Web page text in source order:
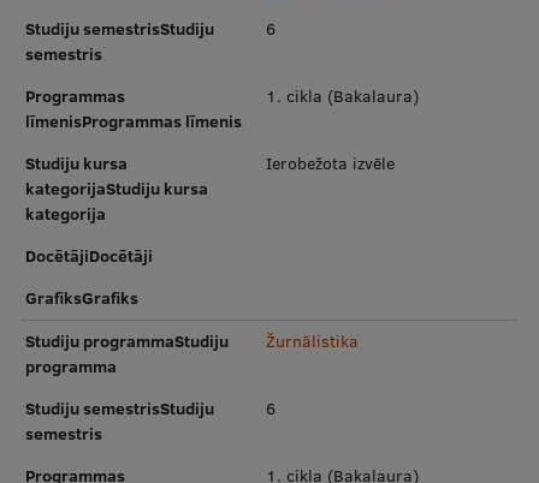
Studiju semestrisStudiju
semestris
6
Programmas
līmenisProgrammas līmenis
1. cikla (Bakalaura)
Studiju kursa
kategorijaStudiju kursa
kategorija
Ierobežota izvēle
DocētājiDocētāji
GrafiksGrafiks
Studiju programmaStudiju
programma
Žurnālistika
Studiju semestrisStudiju
semestris
6
Programmas
1. cikla (Bakalaura)